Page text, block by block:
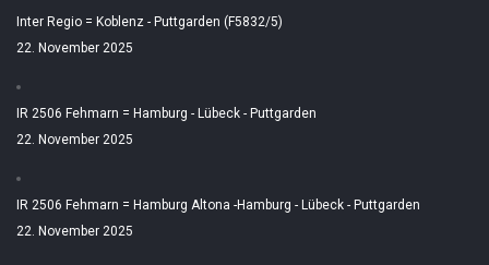
Inter Regio = Koblenz - Puttgarden (F5832/5)
22. November 2025
IR 2506 Fehmarn = Hamburg - Lübeck - Puttgarden
22. November 2025
IR 2506 Fehmarn = Hamburg Altona -Hamburg - Lübeck - Puttgarden
22. November 2025